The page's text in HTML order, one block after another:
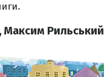
Максим Рильський